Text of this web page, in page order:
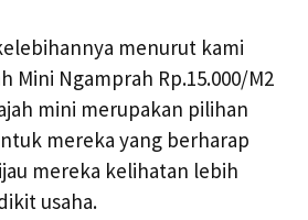
menurut kami
Mini Ngamprah Rp.15.000/M2
mini merupakan pilihan
mereka yang berharap
mereka kelihatan lebih
usaha.